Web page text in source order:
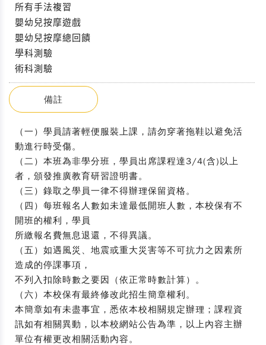
所有手法複習
嬰幼兒按摩遊戲
嬰幼兒按摩總回饋
學科測驗
術科測驗
備註
（一）學員請著輕便服裝上課，請勿穿著拖鞋以避免活
動進行時受傷。
（二）本班為非學分班，學員出席課程達3/4(含)以上
者，頒發推廣教育研習證明書。
（三）錄取之學員一律不得辦理保留資格。
（四）每班報名人數如未達最低開班人數，本校保有不
開班的權利，學員
所繳報名費無息退還，不得異議。
（五）如遇風災、地震或重大災害等不可抗力之因素所
造成的停課事項，
不列入扣除時數之要因（依正常時數計算）。
（六）本校保有最終修改此招生簡章權利。
本簡章如有未盡事宜，悉依本校相關規定辦理；課程資
訊如有相關異動，以本校網站公告為準，以上內容主辦
單位有權更改相關活動內容。